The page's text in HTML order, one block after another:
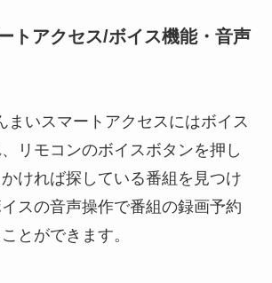
トアクセス/ボイス機能・音声
まいスマートアクセスにはボイス
リモコンのボイスボタンを押し
ければ探している番組を見つけ
スの音声操作で番組の録画予約
とができます。